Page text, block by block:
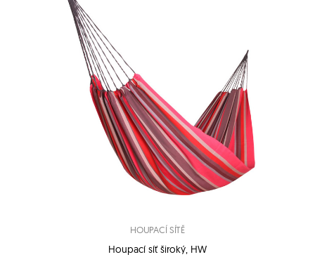
HOUPACÍ SÍTĚ
Houpací síť široký, HW